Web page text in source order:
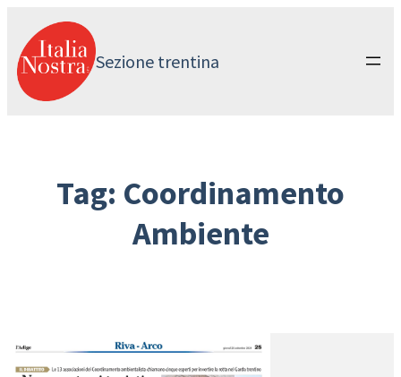
contenuto
Sezione trentina
Tag: Coordinamento
Ambiente